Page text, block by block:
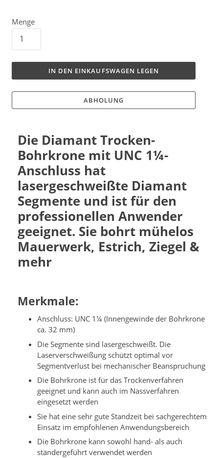
Menge
IN DEN EINKAUFSWAGEN LEGEN
ABHOLUNG
Die Diamant Trocken-
Bohrkrone mit UNC 1¼-
Anschluss hat
lasergeschweißte Diamant
Segmente und ist für den
professionellen Anwender
geeignet. Sie bohrt mühelos
Mauerwerk, Estrich, Ziegel &
mehr
Merkmale:
Anschluss: UNC 1¼ (Innengewinde der Bohrkrone
ca. 32 mm)
Die Segmente sind lasergeschweißt. Die
Laserverschweißung schützt optimal vor
Segmentverlust bei mechanischer Beanspruchung
Die Bohrkrone ist für das Trockenverfahren
geeignet und kann auch im Nassverfahren
eingesetzt werden
Sie hat eine sehr gute Standzeit bei sachgerechtem
Einsatz im empfohlenen Anwendungsbereich
Die Bohrkrone kann sowohl hand- als auch
ständergeführt verwendet werden